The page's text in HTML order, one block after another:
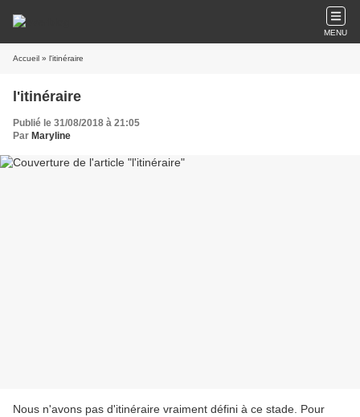
MENU
Accueil » l'itinéraire
l'itinéraire
Publié le 31/08/2018 à 21:05
Par Maryline
Nous n'avons pas d'itinéraire vraiment défini à ce stade. Pour